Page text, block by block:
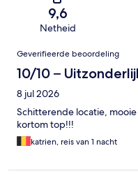
9,6
Netheid
Beoordelingen
Geverifieerde beoordeling
10/10 –
8 jul 2026
Schitterende locatie,
kortom top!!!
katrien, reis van 1 nacht